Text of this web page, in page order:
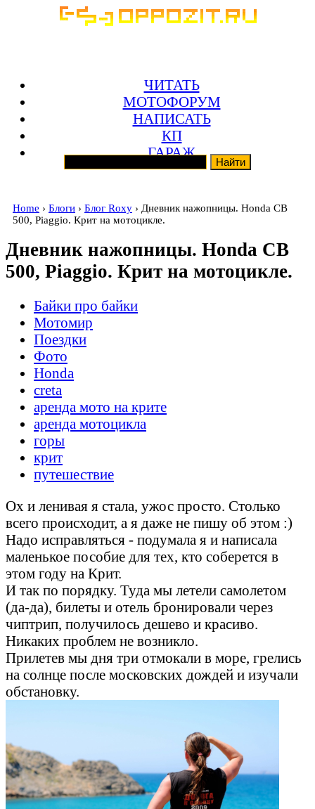
ЧИТАТЬ
МОТОФОРУМ
НАПИСАТЬ
КП
ГАРАЖ
Home › Блоги › Блог Roxy › Дневник нажопницы. Honda CB
500, Piaggio. Крит на мотоцикле.
Дневник нажопницы. Honda CB
500, Piaggio. Крит на мотоцикле.
Байки про байки
Мотомир
Поездки
Фото
Honda
creta
аренда мото на крите
аренда мотоцикла
горы
крит
путешествие
Ох и ленивая я стала, ужос просто. Столько
всего происходит, а я даже не пишу об этом :)
Надо исправляться - подумала я и написала
маленькое пособие для тех, кто соберется в
этом году на Крит.
И так по порядку. Туда мы летели самолетом
(да-да), билеты и отель бронировали через
чиптрип, получилось дешево и красиво.
Никаких проблем не возникло.
Прилетев мы дня три отмокали в море, грелись
на солнце после московских дождей и изучали
обстановку.